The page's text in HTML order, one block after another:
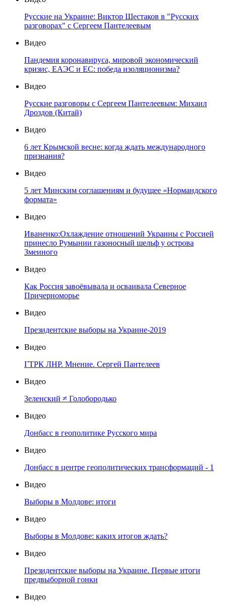
Русские на Украине: Виктор Шестаков в "Русских
разговорах" с Сергеем Пантелеевым
Видео
Пандемия коронавируса, мировой экономический
кризис, ЕАЭС и ЕС: победа изоляционизма?
Видео
Русские разговоры с Сергеем Пантелеевым: Михаил
Дроздов (Китай)
Видео
6 лет Крымской весне: когда ждать международного
признания?
Видео
5 лет Минским соглашениям и будущее «Нормандского
формата»
Видео
Иваненко:Охлаждение отношений Украины с Россией
принесло Румынии газоносный шельф у острова
Змеиного
Видео
Как Россия завоёвывала и осваивала Северное
Причерноморье
Видео
Президентские выборы на Украине-2019
Видео
ГТРК ЛНР. Мнение. Сергей Пантелеев
Видео
Зеленский ≠ Голобородько
Видео
Донбасс в геополитике Русского мира
Видео
Донбасс в центре геополитических трансформаций - 1
Видео
Выборы в Молдове: итоги
Видео
Выборы в Молдове: каких итогов ждать?
Видео
Президентские выборы на Украине. Первые итоги
предвыборной гонки
Видео